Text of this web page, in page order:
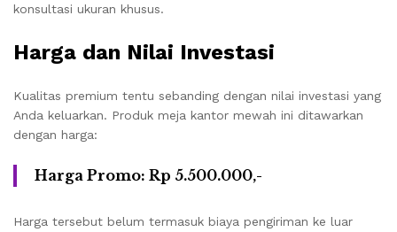
konsultasi ukuran khusus.
Harga dan Nilai Investasi
Kualitas premium tentu sebanding dengan nilai investasi yang
Anda keluarkan. Produk meja kantor mewah ini ditawarkan
dengan harga:
Harga Promo: Rp 5.500.000,-
Harga tersebut belum termasuk biaya pengiriman ke luar